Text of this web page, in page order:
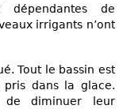
dépendantes de
irrigants n’ont
Tout le bassin est
dans la glace.
de diminuer leur